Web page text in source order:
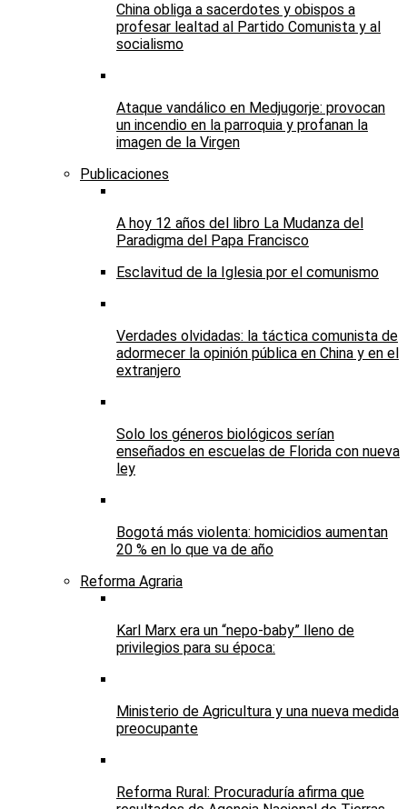
China obliga a sacerdotes y obispos a
profesar lealtad al Partido Comunista y al
socialismo
Ataque vandálico en Medjugorje: provocan
un incendio en la parroquia y profanan la
imagen de la Virgen
Publicaciones
A hoy 12 años del libro La Mudanza del
Paradigma del Papa Francisco
Esclavitud de la Iglesia por el comunismo
Verdades olvidadas: la táctica comunista de
adormecer la opinión pública en China y en el
extranjero
Solo los géneros biológicos serían
enseñados en escuelas de Florida con nueva
ley
Bogotá más violenta: homicidios aumentan
20 % en lo que va de año
Reforma Agraria
Karl Marx era un “nepo-baby” lleno de
privilegios para su época:
Ministerio de Agricultura y una nueva medida
preocupante
Reforma Rural: Procuraduría afirma que